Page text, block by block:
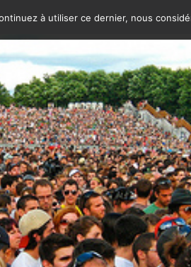
à utiliser ce dernier, nous